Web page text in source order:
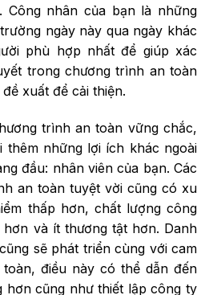
Công nhân của bạn là những
ngày này qua ngày khác
phù hợp nhất để giúp xác
trong chương trình an toàn
xuất để cải thiện.
trình an toàn vững chắc,
thêm những lợi ích khác ngoài
đầu: nhân viên của bạn. Các
an toàn tuyệt vời cũng có xu
thấp hơn, chất lượng công
và ít thương tật hơn. Danh
sẽ phát triển cùng với cam
điều này có thể dẫn đến
hơn cũng như thiết lập công ty